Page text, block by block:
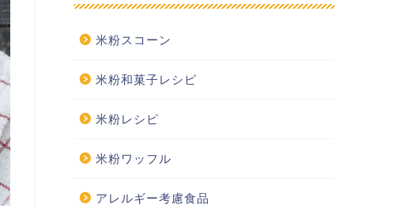
米粉スコーン
米粉和菓子レシピ
米粉レシピ
米粉ワッフル
アレルギー考慮食品